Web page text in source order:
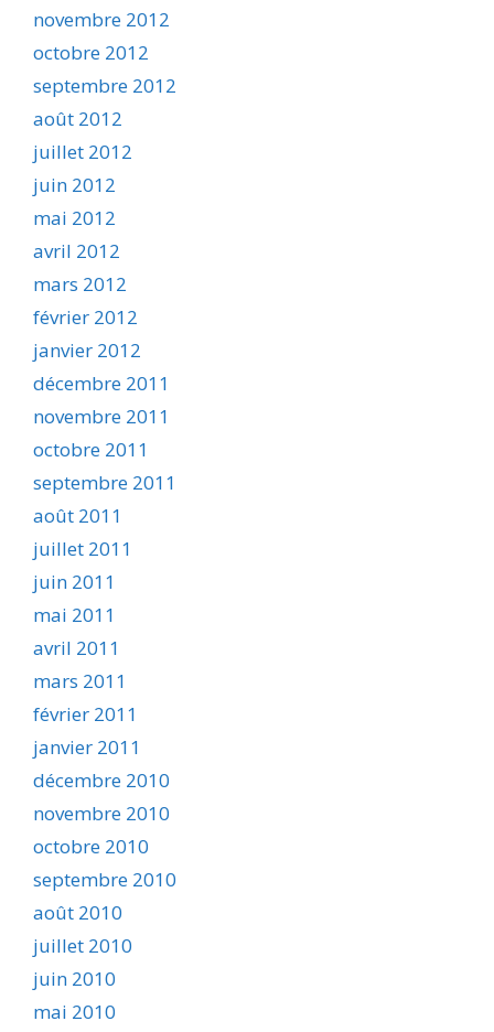
novembre 2012
octobre 2012
septembre 2012
août 2012
juillet 2012
juin 2012
mai 2012
avril 2012
mars 2012
février 2012
janvier 2012
décembre 2011
novembre 2011
octobre 2011
septembre 2011
août 2011
juillet 2011
juin 2011
mai 2011
avril 2011
mars 2011
février 2011
janvier 2011
décembre 2010
novembre 2010
octobre 2010
septembre 2010
août 2010
juillet 2010
juin 2010
mai 2010